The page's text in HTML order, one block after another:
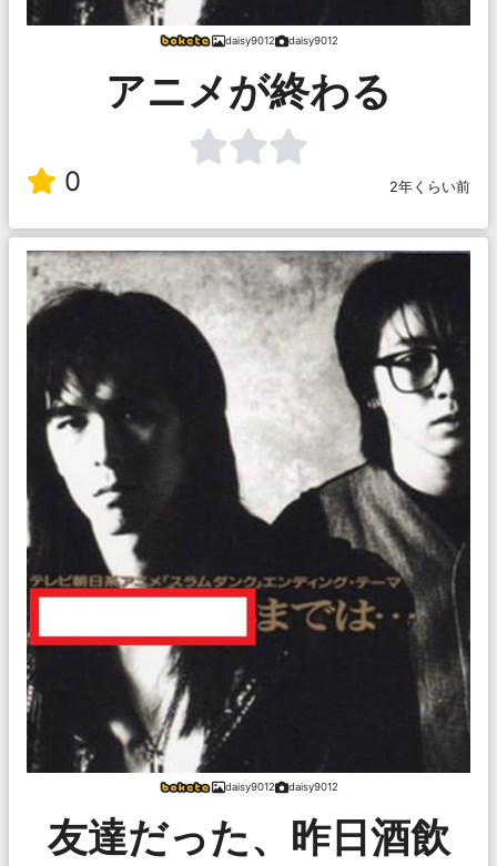
daisy9012 daisy9012
アニメが終わる
0 2年くらい前
daisy9012 daisy9012
友達だった、昨日酒飲